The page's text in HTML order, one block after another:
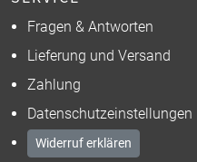
Fragen & Antworten
Lieferung und Versand
Zahlung
Datenschutzeinstellungen
Widerruf erklären